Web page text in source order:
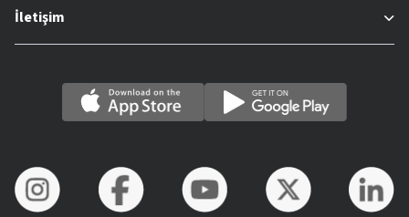
İletişim